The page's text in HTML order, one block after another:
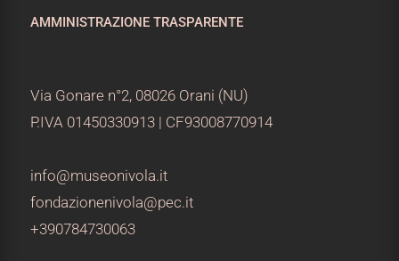
AMMINISTRAZIONE TRASPARENTE
Via Gonare n°2, 08026 Orani (NU)
P.IVA 01450330913 | CF93008770914
info@museonivola.it
fondazionenivola@pec.it
+390784730063